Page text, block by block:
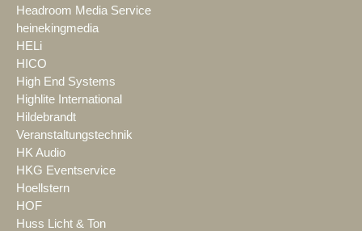
Headroom Media Service
heinekingmedia
HELi
HICO
High End Systems
Highlite International
Hildebrandt
Veranstaltungstechnik
HK Audio
HKG Eventservice
Hoellstern
HOF
Huss Licht & Ton